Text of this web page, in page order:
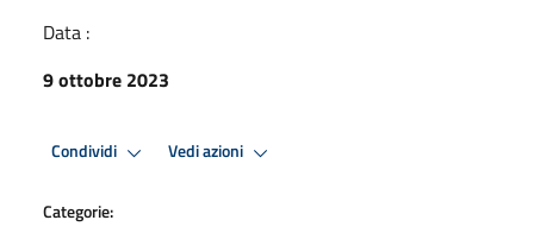
Data :
9 ottobre 2023
Condividi Vedi azioni
Categorie: